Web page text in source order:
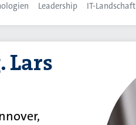
Leadership IT-Landschaft
Lars